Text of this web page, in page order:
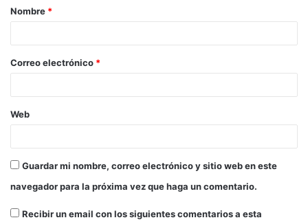
Nombre *
Correo electrónico *
Web
Guardar mi nombre, correo electrónico y sitio web en este
navegador para la próxima vez que haga un comentario.
Recibir un email con los siguientes comentarios a esta